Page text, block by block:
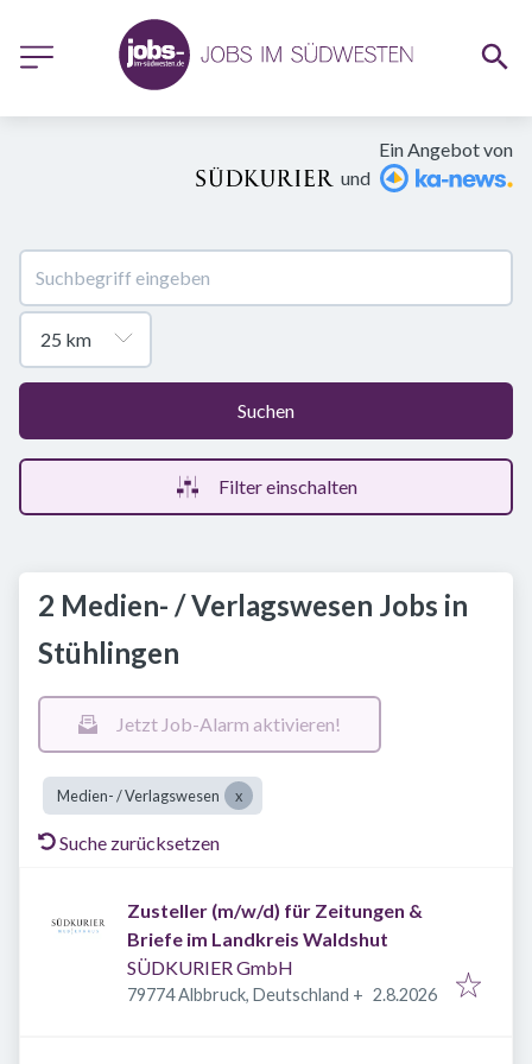
Ein Angebot von
und
Suchen
Filter einschalten
2 Medien- / Verlagswesen Jobs in
Stühlingen
Jetzt Job-Alarm aktivieren!
Medien- / Verlagswesen
Suche zurücksetzen
Zusteller (m/w/d) für Zeitungen &
Briefe im Landkreis Waldshut
SÜDKURIER GmbH
79774 Albbruck, Deutschland + Veröffentlicht
2.8.2026